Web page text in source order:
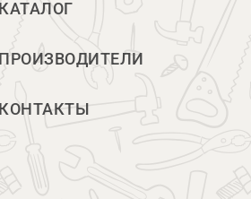
КАТАЛОГ
ПРОИЗВОДИТЕЛИ
КОНТАКТЫ